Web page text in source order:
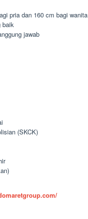
pria dan 160 cm bagi wanita
baik
jawab
(SKCK)